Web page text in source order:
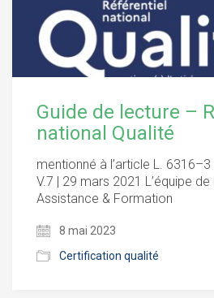
Guide de lecture –
national Qualité
mentionné à l’article L.
V.7 | 29 mars 2021 L’équipe
Assistance & Formation
8 mai 2023
Certification qualité